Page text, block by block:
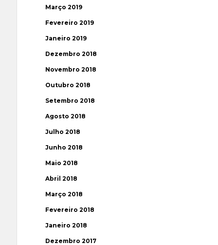
Março 2019
Fevereiro 2019
Janeiro 2019
Dezembro 2018
Novembro 2018
Outubro 2018
Setembro 2018
Agosto 2018
Julho 2018
Junho 2018
Maio 2018
Abril 2018
Março 2018
Fevereiro 2018
Janeiro 2018
Dezembro 2017